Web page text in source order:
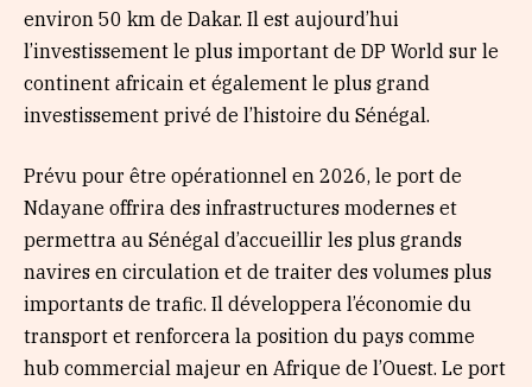
environ 50 km de Dakar. Il est aujourd’hui
l’investissement le plus important de DP World sur le
continent africain et également le plus grand
investissement privé de l’histoire du Sénégal.
Prévu pour être opérationnel en 2026, le port de
Ndayane offrira des infrastructures modernes et
permettra au Sénégal d’accueillir les plus grands
navires en circulation et de traiter des volumes plus
importants de trafic. Il développera l’économie du
transport et renforcera la position du pays comme
hub commercial majeur en Afrique de l’Ouest. Le port